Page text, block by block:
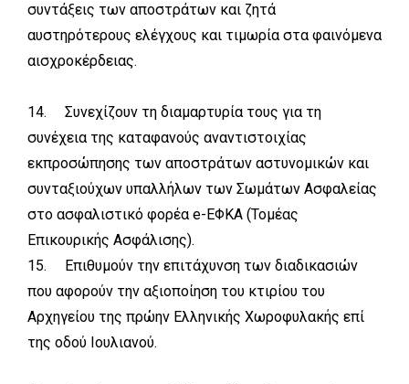
συντάξεις των αποστράτων και ζητά
αυστηρότερους ελέγχους και τιμωρία στα φαινόμενα
αισχροκέρδειας.
14. Συνεχίζουν τη διαμαρτυρία τους για τη
συνέχεια της καταφανούς αναντιστοιχίας
εκπροσώπησης των αποστράτων αστυνομικών και
συνταξιούχων υπαλλήλων των Σωμάτων Ασφαλείας
στο ασφαλιστικό φορέα e-ΕΦΚΑ (Τομέας
Επικουρικής Ασφάλισης).
15. Επιθυμούν την επιτάχυνση των διαδικασιών
που αφορούν την αξιοποίηση του κτιρίου του
Αρχηγείου της πρώην Ελληνικής Χωροφυλακής επί
της οδού Ιουλιανού.